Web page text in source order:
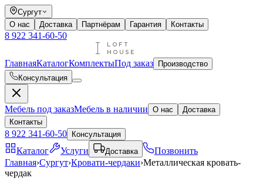
Сургут
О нас
Доставка Партнёрам Гарантия Контакты
8 922 341-60-50
ГлавнаяКаталогКомплектыПод заказ
Производство
Консультация
Мебель под заказМебель в наличии О нас
Доставка
Контакты
8 922 341-60-50 Консультация
Каталог Услуги Доставка
Позвонить
Главная›Сургут›Кровати-чердаки›Металлическая кровать-
чердак